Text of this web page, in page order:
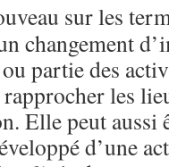
sur les
changement
partie des
les
Elle peut aussi
d’une